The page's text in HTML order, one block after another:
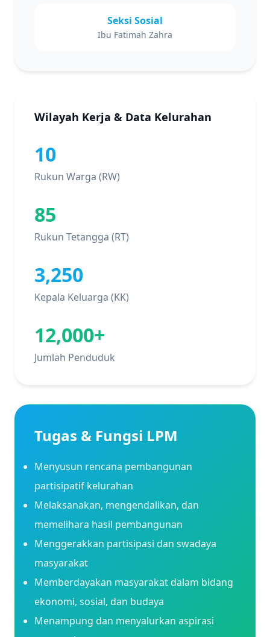
Seksi Sosial
Ibu Fatimah Zahra
Wilayah Kerja & Data Kelurahan
10
Rukun Warga (RW)
85
Rukun Tetangga (RT)
3,250
Kepala Keluarga (KK)
12,000+
Jumlah Penduduk
Tugas & Fungsi LPM
Menyusun rencana pembangunan
partisipatif kelurahan
Melaksanakan, mengendalikan, dan
memelihara hasil pembangunan
Menggerakkan partisipasi dan swadaya
masyarakat
Memberdayakan masyarakat dalam bidang
ekonomi, sosial, dan budaya
Menampung dan menyalurkan aspirasi